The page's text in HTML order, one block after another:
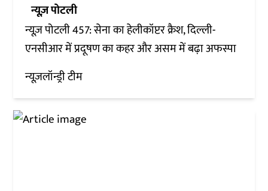
न्यूज़ पोटली
न्यूज़ पोटली 457: सेना का हेलीकॉप्टर क्रैश, दिल्ली-
एनसीआर में प्रदूषण का कहर और असम में बढ़ा अफस्पा
न्यूज़लॉन्ड्री टीम